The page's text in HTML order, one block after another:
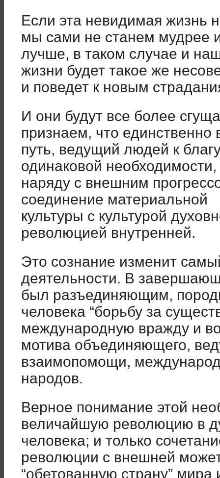
Если эта невидимая жизнь
мы сами не станем мудрее
лучше, в таком случае и
жизни будет такое же
и поведет к новым
И они будут все более
признаем, что единственно
путь, ведущий людей к
одинаковой необходимости,
наряду с внешним
соединение материальной
культуры с культурой
революцией внутренней.
Это сознание изменит
деятельности. В
был разъединяющим,
человека “борьбу за
международную вражду и
мотива объединяющего,
взаимопомощи,
народов.
Верное понимание этой
величайшую революцию в
человека; и только
революции с внешней
“обетованную страну”